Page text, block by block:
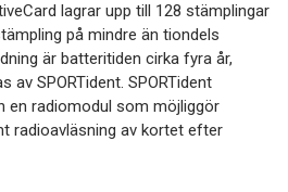
lagrar upp till 128 stämplingar
på mindre än tiondels
är batteritiden cirka fyra år,
SPORTident. SPORTident
en radiomodul som möjliggör
radioavläsning av kortet efter